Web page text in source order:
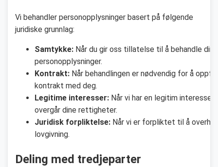
Vi behandler personopplysninger basert på følgende
juridiske grunnlag:
Samtykke: Når du gir oss tillatelse til å behandle dine
personopplysninger.
Kontrakt: Når behandlingen er nødvendig for å
kontrakt med deg.
Legitime interesser: Når vi har en legitim interesse
overgår dine rettigheter.
Juridisk forpliktelse: Når vi er forpliktet til å
lovgivning.
Deling med tredjeparter